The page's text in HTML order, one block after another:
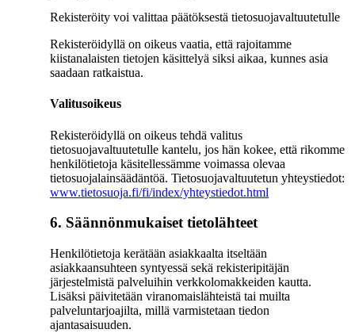
Rekisteröity voi valittaa päätöksestä tietosuojavaltuutetulle
Rekisteröidyllä on oikeus vaatia, että rajoitamme
kiistanalaisten tietojen käsittelyä siksi aikaa, kunnes asia
saadaan ratkaistua.
Valitusoikeus
Rekisteröidyllä on oikeus tehdä valitus
tietosuojavaltuutetulle kantelu, jos hän kokee, että rikomme
henkilötietoja käsitellessämme voimassa olevaa
tietosuojalainsäädäntöä. Tietosuojavaltuutetun yhteystiedot:
www.tietosuoja.fi/fi/index/yhteystiedot.html
6. Säännönmukaiset tietolähteet
Henkilötietoja kerätään asiakkaalta itseltään
asiakkaansuhteen syntyessä sekä rekisteripitäjän
järjestelmistä palveluihin verkkolomakkeiden kautta.
Lisäksi päivitetään viranomaislähteistä tai muilta
palveluntarjoajilta, millä varmistetaan tiedon
ajantasaisuuden.